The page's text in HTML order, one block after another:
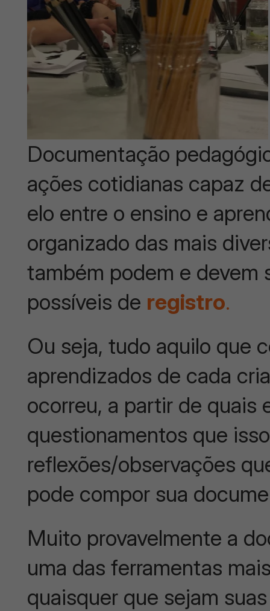
Documentação
ações cotidianas capaz
elo entre o ensino e
organizado das mais
também podem e devem
possíveis de registro.
Ou seja, tudo aquilo que
aprendizados de cada
ocorreu, a partir de quais
questionamentos que
reflexões/observações
pode compor sua
Muito provavelmente a
uma das ferramentas
quaisquer que sejam